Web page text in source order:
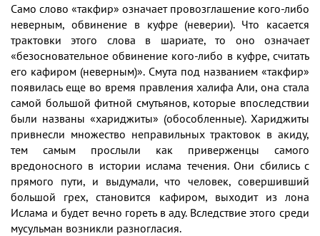
Само слово «такфир» означает провозглашение кого-либо
неверным, обвинение в куфре (неверии). Что касается
трактовки этого слова в шариате, то оно означает
«безосновательное обвинение кого-либо в куфре, считать
его кафиром (неверным)». Смута под названием «такфир»
появилась еще во время правления халифа Али, она стала
самой большой фитной смутьянов, которые впоследствии
были названы «хариджиты» (обособленные). Хариджиты
привнесли множество неправильных трактовок в акиду,
тем самым прослыли как приверженцы самого
вредоносного в истории ислама течения. Они сбились с
прямого пути, и выдумали, что человек, совершивший
большой грех, становится кафиром, выходит из лона
Ислама и будет вечно гореть в аду. Вследствие этого среди
мусульман возникли разногласия.